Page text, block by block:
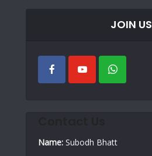
JOIN US
Name: Subodh Bhatt